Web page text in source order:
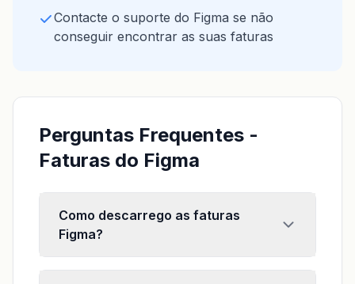
Contacte o suporte do Figma se não
conseguir encontrar as suas faturas
Perguntas Frequentes -
Faturas do Figma
Como descarrego as faturas
Figma?